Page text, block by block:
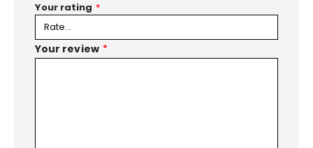
Your rating *
Your review *